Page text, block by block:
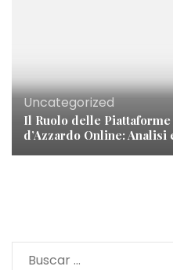
Uncategorized
Il Ruolo delle
d’Azzardo Online: Analisi
Buscar: